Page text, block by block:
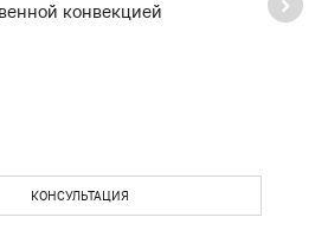
конвекцией
КОНСУЛЬТАЦИЯ